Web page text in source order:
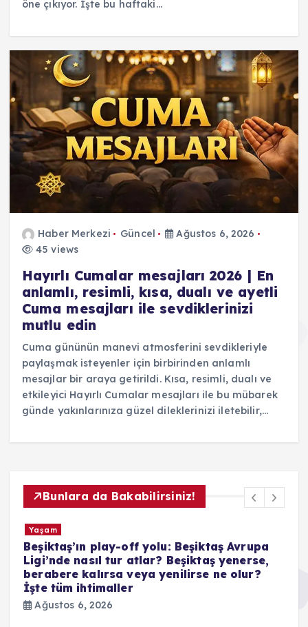
öne çıkıyor. İşte bu haftaki…
Haber Merkezi Güncel
Ağustos 6, 2026
45 views
Hayırlı Cumalar mesajları 2026 | En
anlamlı, resimli, kısa, dualı ve ayetli
Cuma mesajları ile sevdiklerinizi
mutlu edin
Cuma gününün manevi atmosferini sevdikleriyle
paylaşmak isteyenler için birbirinden anlamlı
mesajlar bir araya getirildi. Kısa, resimli, dualı ve
etkileyici Hayırlı Cumalar mesajları ile bu mübarek
günde yakınlarınıza güzel dileklerinizi iletebilir,…
Bunlara da Bakabilirsiniz!
Yaşam
Beşiktaş’ın play-off yolu: Beşiktaş Avrupa
Ligi’nde nasıl tur atlar? Beşiktaş yenerse,
berabere kalırsa veya yenilirse ne olur?
İşte tüm ihtimaller
Ağustos 6, 2026